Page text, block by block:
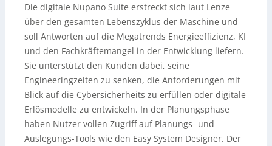
Die digitale Nupano Suite erstreckt sich laut Lenze
über den gesamten Lebenszyklus der Maschine und
soll Antworten auf die Megatrends Energieeffizienz, KI
und den Fachkräftemangel in der Entwicklung liefern.
Sie unterstützt den Kunden dabei, seine
Engineeringzeiten zu senken, die Anforderungen mit
Blick auf die Cybersicherheits zu erfüllen oder digitale
Erlösmodelle zu entwickeln. In der Planungsphase
haben Nutzer vollen Zugriff auf Planungs- und
Auslegungs-Tools wie den Easy System Designer. Der